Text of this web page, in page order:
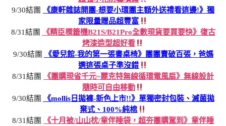
9/30結團
《康軒雜誌開團-想要小環團主額外送禮看這邊!》獨
家限量贈品超豐富
8/31結團
《精臣標籤機B21S/B21Pro全數現貨要買要快》復古
烤漆造型超好看
9/30結團
《愛兒館-我的第一張書桌椅》團團賣破百張，爸媽
選這張桌子準沒錯
8/31結團
《團購現省千元~麗克特無線循環電風扇》無線設計
隨時可自由移動
9/30結團
《mollis日拋褲-新色上市!!》單獨密封包裝、滅菌拋
棄式、100%純棉
8/31結團
《十月被/山山枕/童伴睡袋，超夯團購駕到》童伴睡